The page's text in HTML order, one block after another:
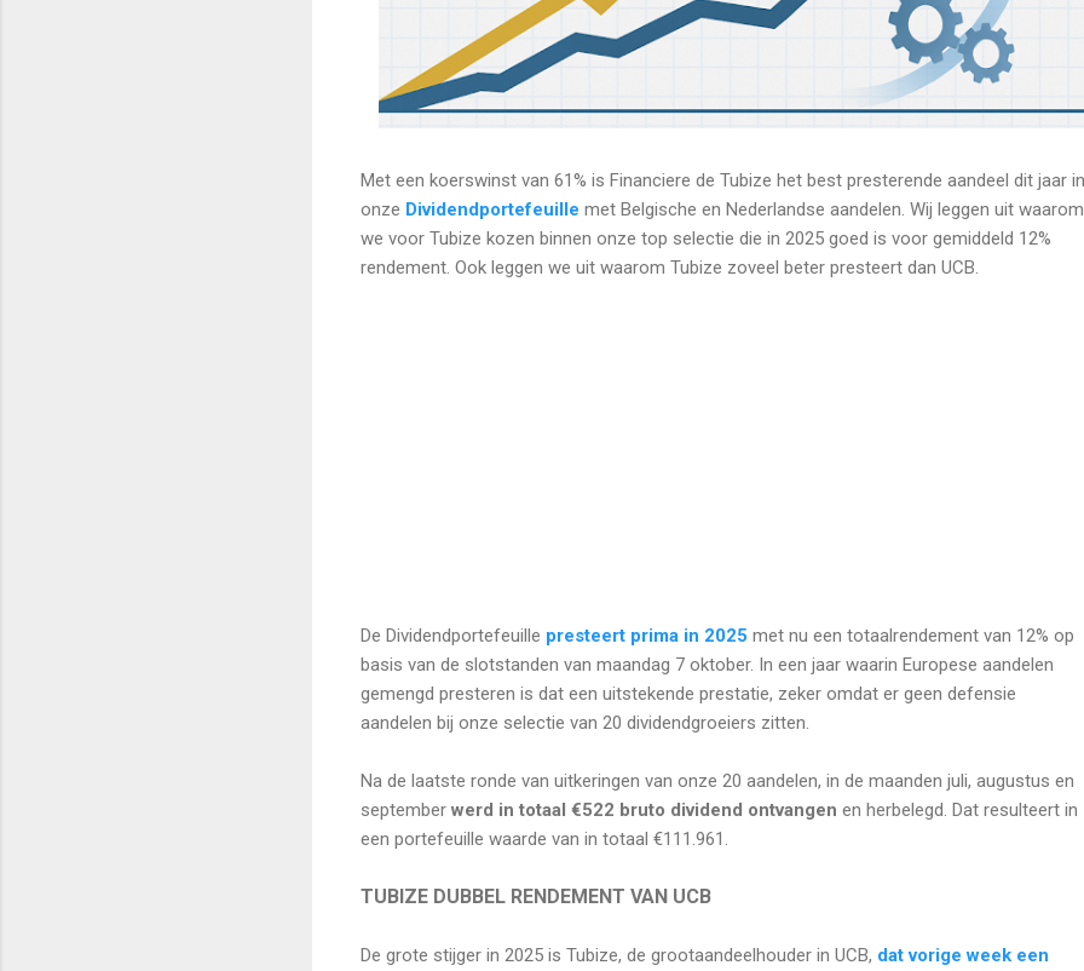
Met een koerswinst van 61% is Financiere de Tubize het best presterende aandeel dit jaar in
onze Dividendportefeuille met Belgische en Nederlandse aandelen. Wij leggen uit waarom
we voor Tubize kozen binnen onze top selectie die in 2025 goed is voor gemiddeld 12%
rendement. Ook leggen we uit waarom Tubize zoveel beter presteert dan UCB.
De Dividendportefeuille presteert prima in 2025 met nu een totaalrendement van 12% op
basis van de slotstanden van maandag 7 oktober. In een jaar waarin Europese aandelen
gemengd presteren is dat een uitstekende prestatie, zeker omdat er geen defensie
aandelen bij onze selectie van 20 dividendgroeiers zitten.
Na de laatste ronde van uitkeringen van onze 20 aandelen, in de maanden juli, augustus en
september werd in totaal €522 bruto dividend ontvangen en herbelegd. Dat resulteert in
een portefeuille waarde van in totaal €111.961.
TUBIZE DUBBEL RENDEMENT VAN UCB
De grote stijger in 2025 is Tubize, de grootaandeelhouder in UCB, dat vorige week een